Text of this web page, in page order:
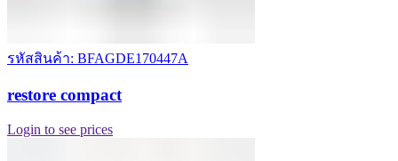
รหัสสินค้า: BFAGDE170447A
restore compact
Login to see prices